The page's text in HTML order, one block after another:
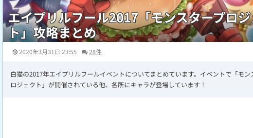
エイプリルフール2017「モンスタープロ
ト」攻略まとめ
2020年3月31日 23:55 28件
白猫の2017年エイプリルフールイベントについてまとめています。イベントで「モン
ロジェクト」が開催されている他、各所にキャラが登場しています！